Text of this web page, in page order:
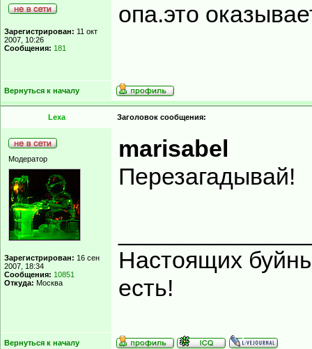
Зарегистрирован: 11 окт
2007, 10:26
Сообщения: 181
опа.это
Вернуться к началу
Lexa Заголовок сообщения:
Модератор
Зарегистрирован: 16 сен
2007, 18:34
Сообщения: 10851
Откуда: Москва
marisabel
Перезагадывай!
Настоящих
есть!
Вернуться к началу